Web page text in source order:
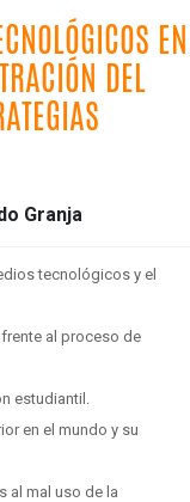
EN
DEL
Granja
tecnológicos y el
al proceso de
estudiantil.
en el mundo y su
al mal uso de la